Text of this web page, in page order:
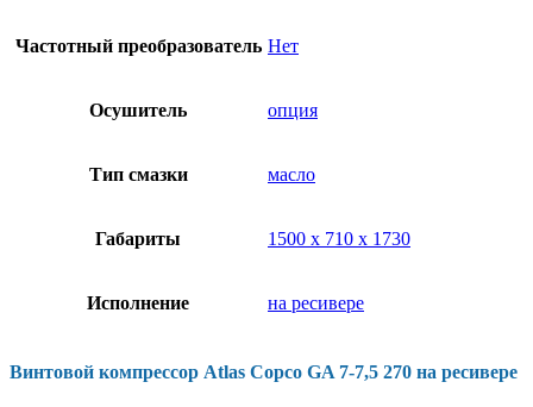
Частотный преобразователь Нет
Осушитель опция
Тип смазки масло
Габариты 1500 х 710 х 1730
Исполнение на ресивере
Винтовой компрессор Atlas Copco GA 7-7,5 270 на ресивере